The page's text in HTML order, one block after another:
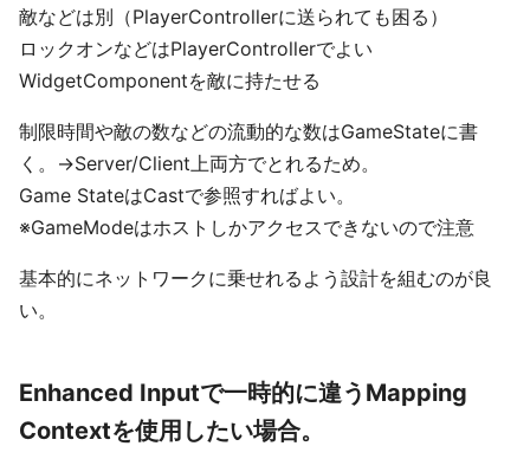
敵などは別（PlayerControllerに送られても困る）
ロックオンなどはPlayerControllerでよい
WidgetComponentを敵に持たせる
制限時間や敵の数などの流動的な数はGameStateに書
く。→Server/Client上両方でとれるため。
Game StateはCastで参照すればよい。
※GameModeはホストしかアクセスできないので注意
基本的にネットワークに乗せれるよう設計を組むのが良
い。
Enhanced Inputで一時的に違うMapping
Contextを使用したい場合。